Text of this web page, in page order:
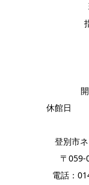
休館日 月
登別市
〒059-
電話：